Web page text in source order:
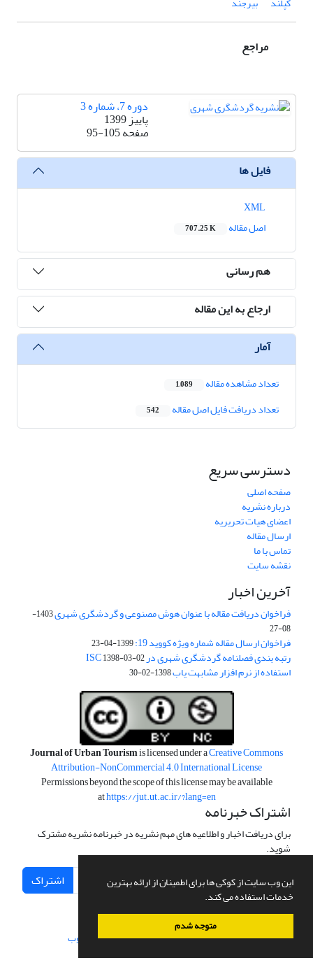
این وب سایت از کوکی ها برای اطمینان از ارائه بهترین
خدمات استفاده می کند.
متوجه شدم
مراجع
دوره 7، شماره 3
پاییز 1399
صفحه95-105
فایل ها
اصل مقاله
707.25 K
هم رسانی
ارجاع به این مقاله
آمار
تعداد مشاهده مقاله 1,089
تعداد دریافت فایل اصل مقاله 542
دسترسی سریع
صفحه اصلی
درباره نشریه
اعضای هیات تحریریه
ارسال مقاله
تماس با ما
نقشه سایت
آخرین اخبار
فراخوان دریافت مقاله با عنوان هوش مصنوعی و گردشگری شهری
1403-
08-27
فراخوان ارسال مقاله شماره ویژه کووید 19: 1399-04-23
رتبه بندی فصلنامه گردشگری شهری در ISC1398-03-02
استفاده از نرم افزار مشابهت یاب1398-02-30
Journal of Urban Tourismis licensed under aCreative Commons
Attribution-NonCommercial 4.0 International License
Permissions beyond the scope of this license may be available
athttps://jut.ut.ac.ir/?lang=en
اشتراک خبرنامه
برای دریافت اخبار و اطلاعیه های مهم نشریه در خبرنامه نشریه مشترک
شوید.
اشتراک
سامانه مدیریت نشریات علمی.طراحی و پیاده سازی از سیناوب